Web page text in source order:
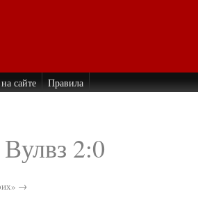
сайте Правила
2:0
→